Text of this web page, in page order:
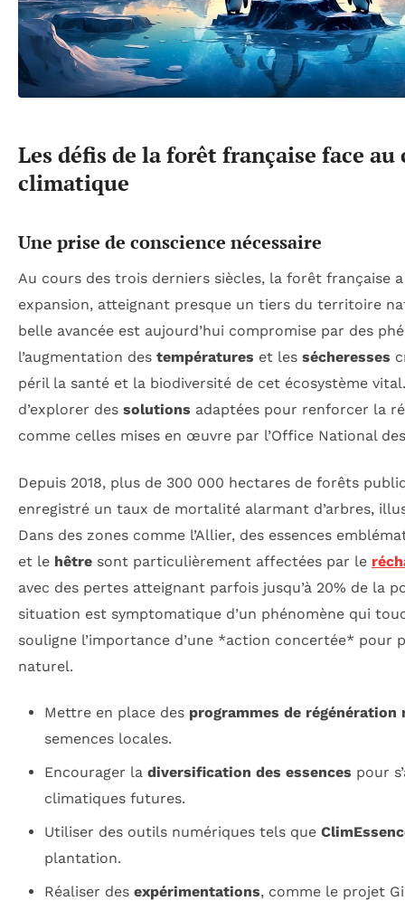
Les défis de la forêt française face
climatique
Une prise de conscience nécessaire
Au cours des trois derniers siècles, la forêt française
expansion, atteignant presque un tiers du territoire
belle avancée est aujourd’hui compromise par des
l’augmentation des températures et les sécheresses
péril la santé et la biodiversité de cet écosystème
d’explorer des solutions adaptées pour renforcer la
comme celles mises en œuvre par l’Office National
Depuis 2018, plus de 300 000 hectares de forêts
enregistré un taux de mortalité alarmant d’arbres,
Dans des zones comme l’Allier, des essences
et le hêtre sont particulièrement affectées par le
avec des pertes atteignant parfois jusqu’à 20% de la
situation est symptomatique d’un phénomène qui
souligne l’importance d’une *action concertée* pour
naturel.
Mettre en place des programmes de régénération
semences locales.
Encourager la diversification des essences pour
climatiques futures.
Utiliser des outils numériques tels que
plantation.
Réaliser des expérimentations, comme le projet